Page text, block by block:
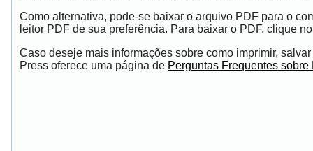
Como alternativa, pode-se baixar o arquivo PDF para o
leitor PDF de sua preferência. Para baixar o PDF, clique
Caso deseje mais informações sobre como imprimir,
Press oferece uma página de Perguntas Frequentes sobre